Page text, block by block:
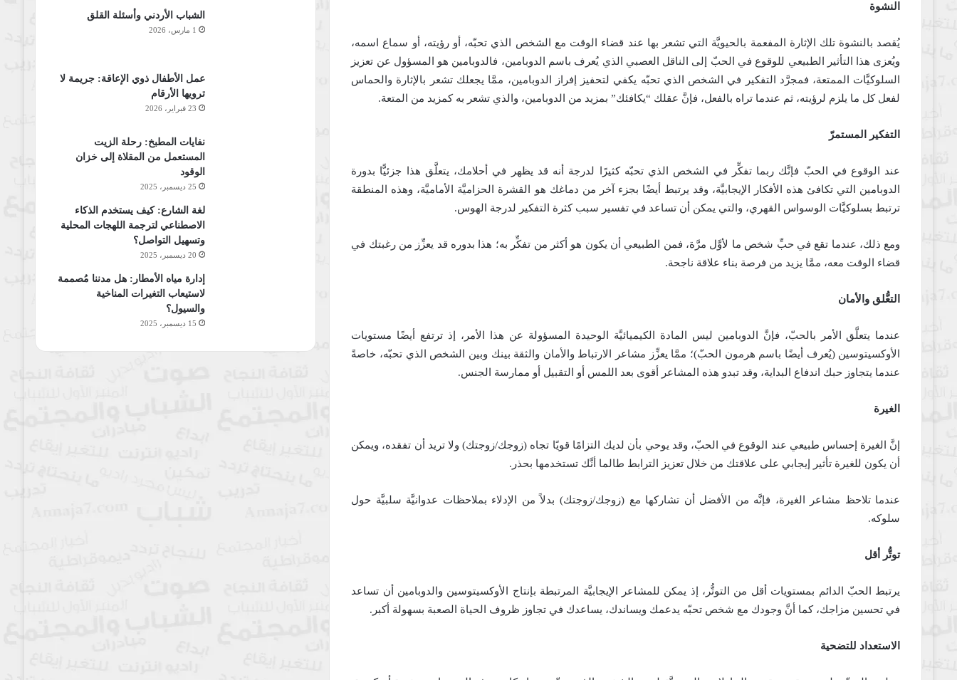
النشوة
يُقصد بالنشوة تلك الإثارة المفعمة بالحيويَّة التي تشعر بها عند قضاء الوقت مع الشخص الذي تحبّه، أو رؤيته، أو سماع اسمه،
ويُعزى هذا التأثير الطبيعي للوقوع في الحبّ إلى الناقل العصبي الذي يُعرف باسم الدوبامين، فالدوبامين هو المسؤول عن تعزيز
السلوكيَّات الممتعة، فمجرَّد التفكير في الشخص الذي تحبّه يكفي لتحفيز إفراز الدوبامين، ممَّا يجعلك تشعر بالإثارة والحماس
لفعل كل ما يلزم لرؤيته، ثم عندما تراه بالفعل، فإنَّ عقلك “يكافئك” بمزيد من الدوبامين، والذي تشعر به كمزيد من المتعة.
التفكير المستمرّ
عند الوقوع في الحبّ فإنَّك ربما تفكِّر في الشخص الذي تحبّه كثيرًا لدرجة أنه قد يظهر في أحلامك، يتعلَّق هذا جزئيًّا بدورة
الدوبامين التي تكافئ هذه الأفكار الإيجابيَّة، وقد يرتبط أيضًا بجزء آخر من دماغك هو القشرة الحزاميَّة الأماميَّة، وهذه المنطقة
ترتبط بسلوكيَّات الوسواس القهري، والتي يمكن أن تساعد في تفسير سبب كثرة التفكير لدرجة الهوس.
ومع ذلك، عندما تقع في حبِّ شخص ما لأوَّل مرَّة، فمن الطبيعي أن يكون هو أكثر من تفكِّر به؛ هذا بدوره قد يعزِّز من رغبتك في
قضاء الوقت معه، ممَّا يزيد من فرصة بناء علاقة ناجحة.
التعُّلق والأمان
عندما يتعلَّق الأمر بالحبّ، فإنَّ الدوبامين ليس المادة الكيميائيَّة الوحيدة المسؤولة عن هذا الأمر، إذ ترتفع أيضًا مستويات
الأوكسيتوسين (يُعرف أيضًا باسم هرمون الحبّ)؛ ممَّا يعزِّز مشاعر الارتباط والأمان والثقة بينك وبين الشخص الذي تحبّه، خاصةً
عندما يتجاوز حبك اندفاع البداية، وقد تبدو هذه المشاعر أقوى بعد اللمس أو التقبيل أو ممارسة الجنس.
الغيرة
إنَّ الغيرة إحساس طبيعي عند الوقوع في الحبّ، وقد يوحي بأن لديك التزامًا قويًا تجاه (زوجك/زوجتك) ولا تريد أن تفقده، ويمكن
أن يكون للغيرة تأثير إيجابي على علاقتك من خلال تعزيز الترابط طالما أنَّك تستخدمها بحذر.
عندما تلاحظ مشاعر الغيرة، فإنَّه من الأفضل أن تشاركها مع (زوجك/زوجتك) بدلاً من الإدلاء بملاحظات عدوانيَّة سلبيَّة حول
سلوكه.
توتُّر أقل
يرتبط الحبّ الدائم بمستويات أقل من التوتُّر، إذ يمكن للمشاعر الإيجابيَّة المرتبطة بإنتاج الأوكسيتوسين والدوبامين أن تساعد
في تحسين مزاجك، كما أنَّ وجودك مع شخص تحبّه يدعمك ويساندك، يساعدك في تجاوز ظروف الحياة الصعبة بسهولة أكبر.
الاستعداد للتضحية
الشباب الأردني وأسئلة القلق
1 مارس، 2026
عمل الأطفال ذوي الإعاقة: جريمة لا
ترويها الأرقام
23 فبراير، 2026
نفايات المطبخ: رحلة الزيت
المستعمل من المقلاة إلى خزان
الوقود
25 ديسمبر، 2025
لغة الشارع: كيف يستخدم الذكاء
الاصطناعي لترجمة اللهجات المحلية
وتسهيل التواصل؟
20 ديسمبر، 2025
إدارة مياه الأمطار: هل مدننا مُصممة
لاستيعاب التغيرات المناخية
والسيول؟
15 ديسمبر، 2025